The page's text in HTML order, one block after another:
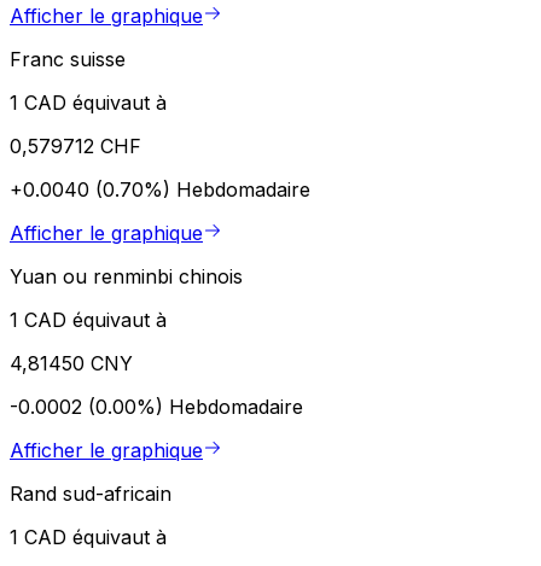
Afficher le graphique
Franc suisse
1 CAD équivaut à
0,579712 CHF
+0.0040 (0.70%) Hebdomadaire
Afficher le graphique
Yuan ou renminbi chinois
1 CAD équivaut à
4,81450 CNY
-0.0002 (0.00%) Hebdomadaire
Afficher le graphique
Rand sud-africain
1 CAD équivaut à